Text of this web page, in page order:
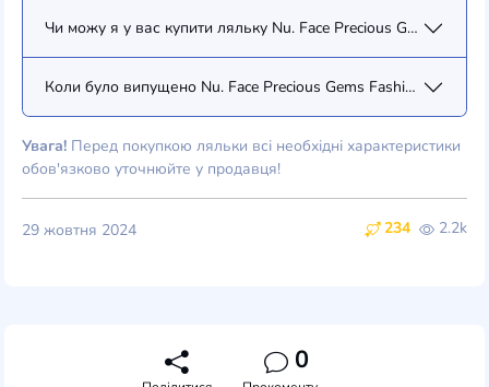
Чи можу я у вас купити ляльку Nu. Face Precious Gems
Коли було випущено Nu. Face Precious Gems Fashion Pack
Увага! Перед покупкою ляльки всі необхідні характеристики
обов'язково уточнюйте у продавця!
234 2.2k
29 жовтня 2024
0